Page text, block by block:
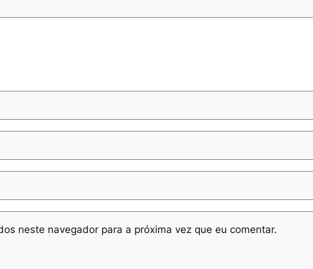
neste navegador para a próxima vez que eu comentar.